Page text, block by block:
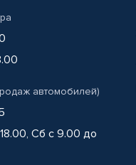
автомобилей)
Сб с 9.00 до